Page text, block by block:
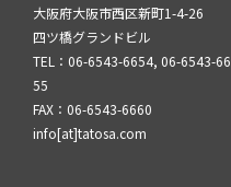
大阪府大阪市西区新町1-4-26
四ツ橋グランドビル
TEL：06-6543-6654, 06-6543-66
55
FAX：06-6543-6660
info[at]tatosa.com